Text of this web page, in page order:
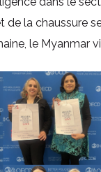
de la chaussure
le Myanmar